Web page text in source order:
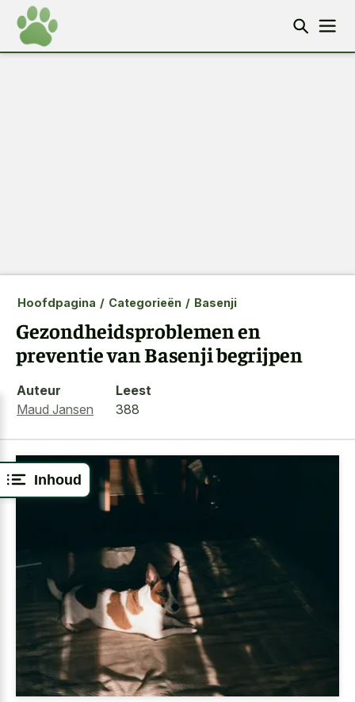
Inhoud
Hoofdpagina / Categorieën / Basenji
Gezondheidsproblemen en
preventie van Basenji begrijpen
Auteur
Maud Jansen
Leest
388